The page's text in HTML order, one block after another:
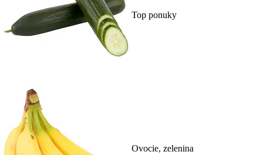
Top ponuky
Ovocie, zelenina